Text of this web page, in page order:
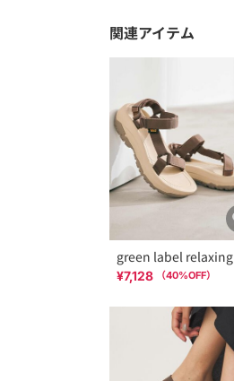
関連アイテム
green label relaxing
¥7,128 （40%OFF）